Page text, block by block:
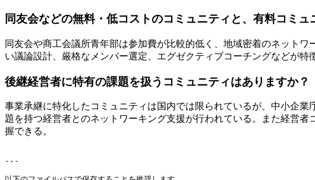
同友会などの無料・低コストのコミュニティと、有料コミュ
同友会や商工会議所青年部は参加費が比較的低く、地域密着のネット
い議論設計、厳格なメンバー選定、エグゼクティブコーチングなどが
後継経営者に特有の課題を扱うコミュニティはありますか？
事業承継に特化したコミュニティは国内では限られているが、中小企
題を持つ経営者とのネットワーキング支援が行われている。また経営
握できる。
---